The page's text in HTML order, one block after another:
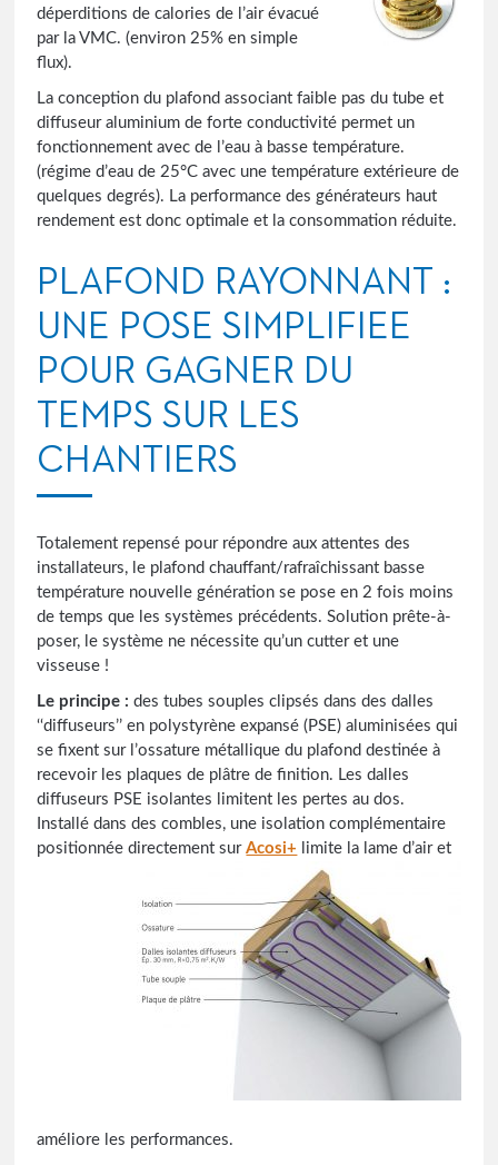
déperditions de calories de l’air évacué
par la VMC. (environ 25% en simple
flux).
La conception du plafond associant faible pas du tube et
diffuseur aluminium de forte conductivité permet un
fonctionnement avec de l’eau à basse température.
(régime d’eau de 25°C avec une température extérieure de
quelques degrés). La performance des générateurs haut
rendement est donc optimale et la consommation réduite.
PLAFOND RAYONNANT :
UNE POSE SIMPLIFIEE
POUR GAGNER DU
TEMPS SUR LES
CHANTIERS
Totalement repensé pour répondre aux attentes des
installateurs, le plafond chauffant/rafraîchissant basse
température nouvelle génération se pose en 2 fois moins
de temps que les systèmes précédents. Solution prête-à-
poser, le système ne nécessite qu’un cutter et une
visseuse !
Le principe : des tubes souples clipsés dans des dalles
‘‘diffuseurs’’ en polystyrène expansé (PSE) aluminisées qui
se fixent sur l’ossature métallique du plafond destinée à
recevoir les plaques de plâtre de finition. Les dalles
diffuseurs PSE isolantes limitent les pertes au dos.
Installé dans des combles, une isolation complémentaire
positionnée directement surAcosi+ limite la lame d’air et
améliore les performances.